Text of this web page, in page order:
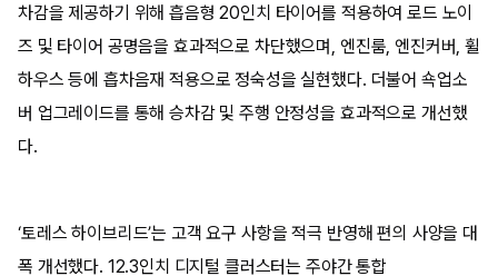
차감을 제공하기 위해 흡음형 20인치 타이어를 적용하여 로드 노이
즈 및 타이어 공명음을 효과적으로 차단했으며, 엔진룸, 엔진커버, 휠
하우스 등에 흡차음재 적용으로 정숙성을 실현했다. 더불어 쇽업소
버 업그레이드를 통해 승차감 및 주행 안정성을 효과적으로 개선했
다.
‘토레스 하이브리드’는 고객 요구 사항을 적극 반영해 편의 사양을 대
폭 개선했다. 12.3인치 디지털 클러스터는 주야간 통합